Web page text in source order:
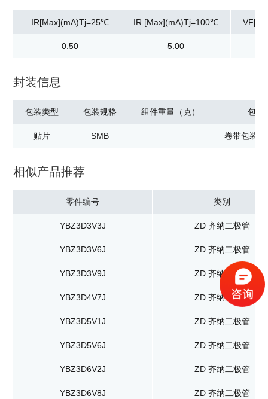
IR[Max](mA)Tj=25℃
0.50
IR [Max](mA)Tj=100℃
5.00
封装信息
包装类型
贴片
包装规格
SMB
组件重量（克） 包装
卷带包装
相似产品推荐
零件编号 类别
YBZ3D3V3J ZD 齐纳二极管
YBZ3D3V6J ZD 齐纳二极管
YBZ3D3V9J ZD 齐纳二极管
YBZ3D4V7J ZD 齐纳二极管
YBZ3D5V1J ZD 齐纳二极管
YBZ3D5V6J ZD 齐纳二极管
YBZ3D6V2J ZD 齐纳二极管
YBZ3D6V8J ZD 齐纳二极管